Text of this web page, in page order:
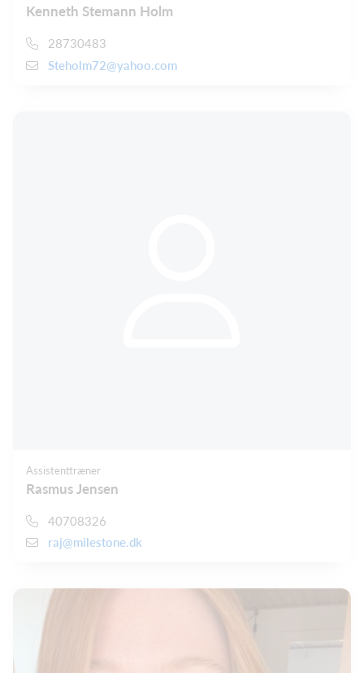
Kenneth Stemann Holm
28730483
Steholm72@yahoo.com
Assistenttræner
Rasmus Jensen
40708326
raj@milestone.dk